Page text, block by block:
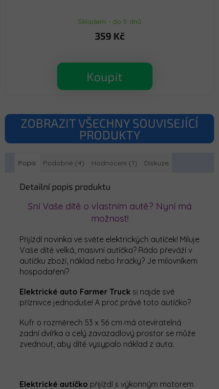
Skladem - do 5 dnů
359 Kč
Koupit
ZOBRAZIT VŠECHNY SOUVISEJÍCÍ
PRODUKTY
Popis Podobné (4) Hodnocení (1) Diskuze
Detailní popis produktu
Sní Vaše dítě o vlastním autě? Nyní má
možnost!
Přijíždí novinka ve světe elektrických autíček! Miluje
Vaše dítě velká, masivní autíčka? Rádo převáží v
autíčku zboží, náklad nebo hračky? Je milovníkem
hospodaření?
Elektrické auto Farmer Truck si najde své
příznivce jednoduše! A proč právě toto autíčko?
Kufr o rozměrech 53 x 56 cm má otevíratelná
zadní dvířka a celý zavazadlový prostor se může
zvednout, aby dítě vysypalo náklad z auta.
Elektrické autíčko přijíždí s výkonným motorem